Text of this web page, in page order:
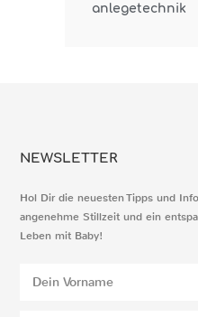
anlegetechnik
NEWSLETTER
Hol Dir die neuesten Tipps und
angenehme Stillzeit und ein
Leben mit Baby!